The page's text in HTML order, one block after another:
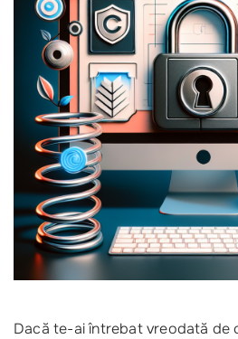
Dacă te-ai întrebat vreodată de